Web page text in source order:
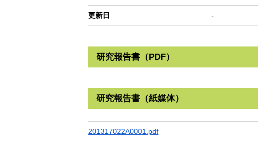
更新日 -
研究報告書（PDF）
研究報告書（紙媒体）
201317022A0001.pdf